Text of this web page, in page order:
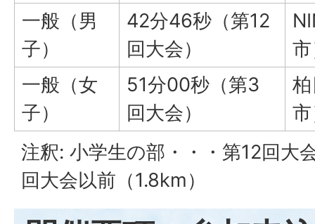
一般（男
子）
42分46秒（第12
回大会）
一般（女
子）
51分00秒（第3
回大会）
注釈: 小学生の部・・・第12回大
回大会以前（1.8km）